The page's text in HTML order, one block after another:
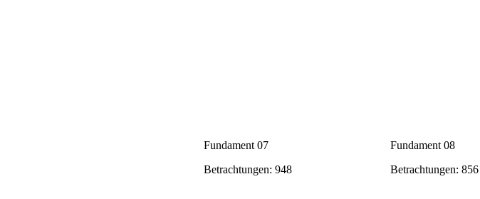
Fundament 07
Betrachtungen: 948
Fundament 08
Betrachtungen: 856